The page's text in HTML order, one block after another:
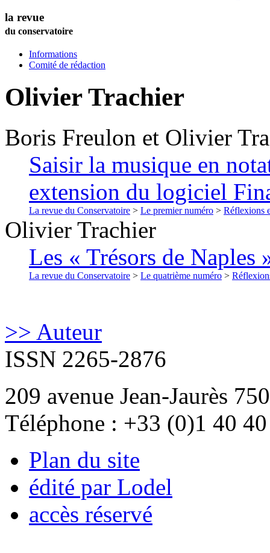
la revue
du conservatoire
Informations
Comité de rédaction
OlivierTrachier
Boris Freulon et Olivier
Saisir la musique en
extension du logiciel
La revue du Conservatoire > Le premier numéro > Réflexions
Olivier Trachier
Les « Trésors de Naples
La revue du Conservatoire > Le quatrième numéro >
>> Auteur
ISSN 2265-2876
209 avenue Jean-Jaurès
Téléphone : +33 (0)1 40
Plan du site
édité par Lodel
accès réservé